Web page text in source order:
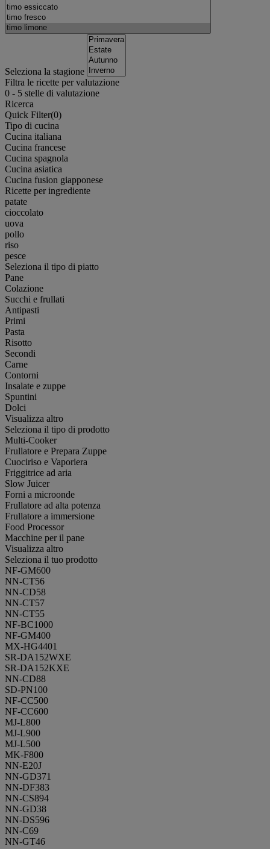
Seleziona la stagione
Filtra le ricette per valutazione
0 - 5 stelle di valutazione
Ricerca
Quick Filter(0)
Tipo di cucina
Cucina italiana
Cucina francese
Cucina spagnola
Cucina asiatica
Cucina fusion giapponese
Ricette per ingrediente
patate
cioccolato
uova
pollo
riso
pesce
Seleziona il tipo di piatto
Pane
Colazione
Succhi e frullati
Antipasti
Primi
Pasta
Risotto
Secondi
Carne
Contorni
Insalate e zuppe
Spuntini
Dolci
Visualizza altro
Seleziona il tipo di prodotto
Multi-Cooker
Frullatore e Prepara Zuppe
Cuociriso e Vaporiera
Friggitrice ad aria
Slow Juicer
Forni a microonde
Frullatore ad alta potenza
Frullatore a immersione
Food Processor
Macchine per il pane
Visualizza altro
Seleziona il tuo prodotto
NF-GM600
NN-CT56
NN-CD58
NN-CT57
NN-CT55
NF-BC1000
NF-GM400
MX-HG4401
SR-DA152WXE
SR-DA152KXE
NN-CD88
SD-PN100
NF-CC500
NF-CC600
MJ-L800
MJ-L900
MJ-L500
MK-F800
NN-E20J
NN-GD371
NN-DF383
NN-CS894
NN-GD38
NN-DS596
NN-C69
NN-GT46